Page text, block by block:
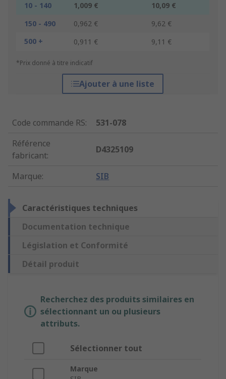
10 - 140 1,009 €
10,09 €
150 - 490
0,962 €
9,62 €
500 +
0,911 € 9,11 €
*Prix donné à titre indicatif
Ajouter à une liste
Code commande RS:
531-078
Référence
fabricant:
D4325109
Marque: SIB
Caractéristiques techniques
Documentation technique
Législation et Conformité
Détail produit
Recherchez des produits similaires en
sélectionnant un ou plusieurs
attributs.
Sélectionner tout
Marque